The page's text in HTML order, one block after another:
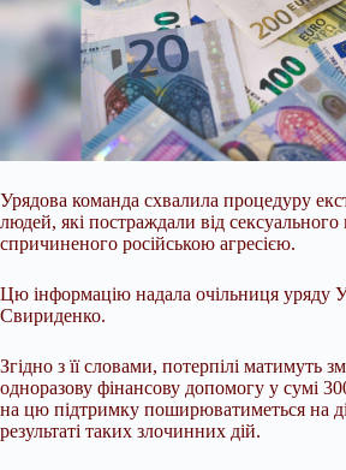
Урядова команда схвалила процедуру
людей, які постраждали від сексуального
спричиненого російською агресією.
Цю інформацію надала очільниця уряду
Свириденко.
Згідно з її словами, потерпілі матимуть
одноразову фінансову допомогу у сумі
на цю підтримку поширюватиметься на
результаті таких злочинних дій.